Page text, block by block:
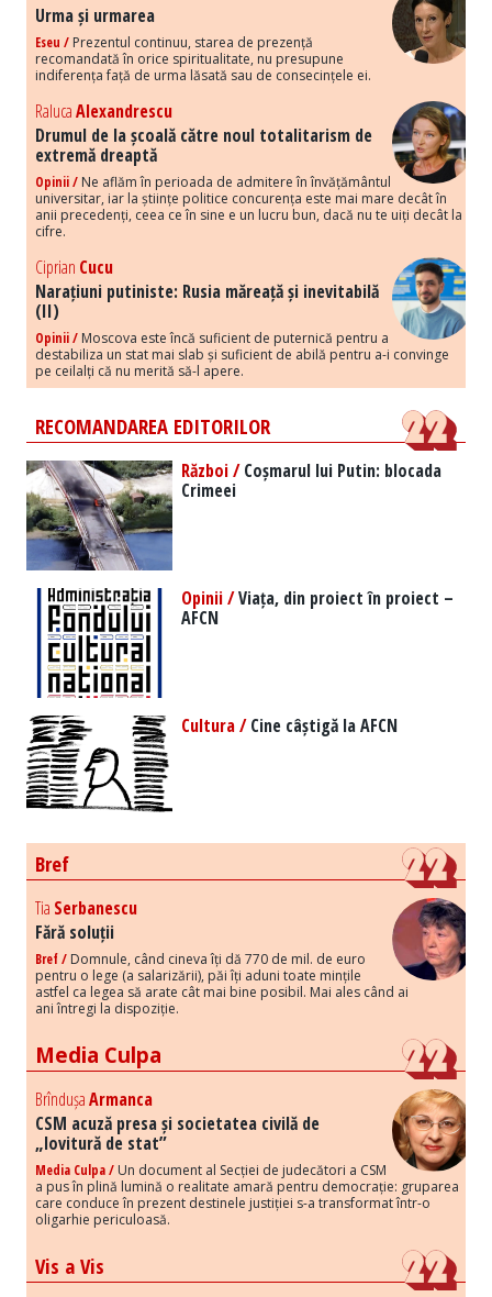
Urma și urmarea
Eseu / Prezentul continuu, starea de prezență
recomandată în orice spiritualitate, nu presupune
indiferența față de urma lăsată sau de consecințele ei.
RalucaAlexandrescu
Drumul de la școală către noul totalitarism de
extremă dreaptă
Opinii / Ne aflăm în perioada de admitere în învățământul
universitar, iar la științe politice concurența este mai mare decât în
anii precedenți, ceea ce în sine e un lucru bun, dacă nu te uiți decât la
cifre.
Ciprian Cucu
Narațiuni putiniste: Rusia măreață și inevitabilă
(II)
Opinii / Moscova este încă suficient de puternică pentru a
destabiliza un stat mai slab și suficient de abilă pentru a-i convinge
pe ceilalți că nu merită să-l apere.
RECOMANDAREA EDITORILOR
Război /Coșmarul lui Putin: blocada
Crimeei
Opinii /Viața, din proiect în proiect –
AFCN
Cultura /Cine câștigă la AFCN
Bref
Tia Serbanescu
Fără soluții
Bref / Domnule, când cineva îți dă 770 de mil. de euro
pentru o lege (a salarizării), păi îți aduni toate mințile
astfel ca legea să arate cât mai bine posibil. Mai ales când ai
ani întregi la dispoziție.
Media Culpa
BrîndușaArmanca
CSM acuză presa și societatea civilă de
„lovitură de stat”
Media Culpa / Un document al Secției de judecători a CSM
a pus în plină lumină o realitate amară pentru democrație: gruparea
care conduce în prezent destinele justiției s-a transformat într-o
oligarhie periculoasă.
Vis a Vis